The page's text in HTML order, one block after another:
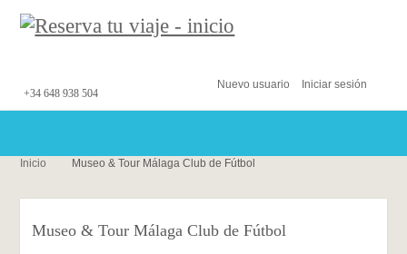
Nuevo usuario Iniciar sesión
+34 648 938 504
Inicio Museo & Tour Málaga Club de Fútbol
Museo & Tour Málaga Club de Fútbol